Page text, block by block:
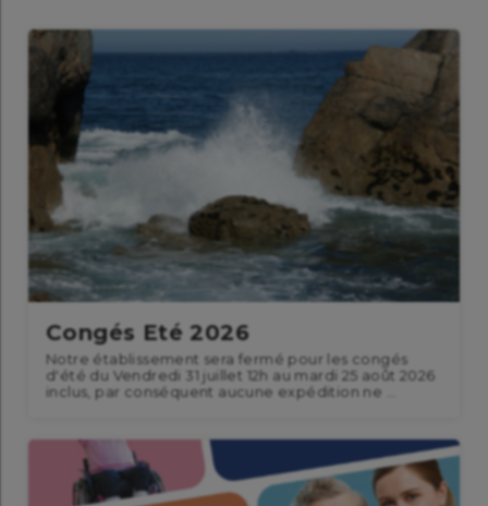
Congés Eté 2026
Notre établissement sera fermé pour les congés
d'été du Vendredi 31 juillet 12h au mardi 25 août 2026
inclus, par conséquent aucune expédition ne ...